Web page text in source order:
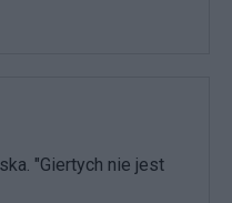
"Giertych nie jest